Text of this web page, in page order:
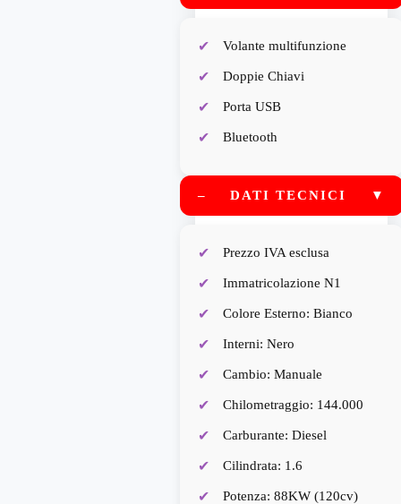
Volante multifunzione
Doppie Chiavi
Porta USB
Bluetooth
– DATI TECNICI ▼
Prezzo IVA esclusa
Immatricolazione N1
Colore Esterno: Bianco
Interni: Nero
Cambio: Manuale
Chilometraggio: 144.000
Carburante: Diesel
Cilindrata: 1.6
Potenza: 88KW (120cv)